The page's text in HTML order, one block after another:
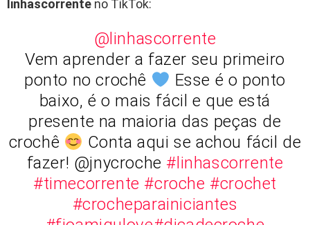
linhascorrente no TikTok:
@linhascorrente
Vem aprender a fazer seu primeiro
ponto no crochê
Esse é o ponto
baixo, é o mais fácil e que está
presente na maioria das peças de
crochê
Conta aqui se achou fácil de
fazer! @jnycroche #linhascorrente
#timecorrente #croche #crochet
#crocheparainiciantes